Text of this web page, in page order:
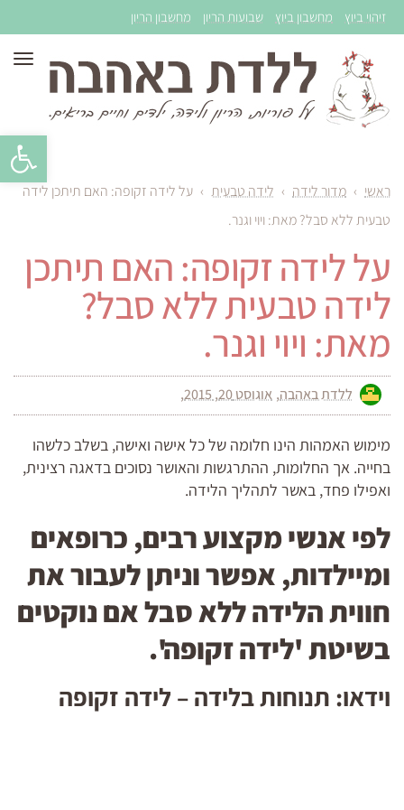
זיהוי ביוץ מחשבון ביוץ שבועות הריון מחשבון הריון
ראשי › מדור לידה › לידה טבעית › על לידה זקופה: האם תיתכן לידה
טבעית ללא סבל? מאת: ויוי וגנר.
על לידה זקופה: האם תיתכן
לידה טבעית ללא סבל?
מאת: ויוי וגנר.
ללדת באהבה אוגוסט 20, 2015
מימוש האמהות הינו חלומה של כל אישה ואישה, בשלב כלשהו
בחייה. אך החלומות, ההתרגשות והאושר נסוכים בדאגה רצינית,
ואפילו פחד, באשר לתהליך הלידה.
לפי אנשי מקצוע רבים, כרופאים
ומיילדות, אפשר וניתן לעבור את
חווית הלידה ללא סבל אם נוקטים
בשיטת 'לידה זקופה'.
וידאו: תנוחות בלידה – לידה זקופה
פתח